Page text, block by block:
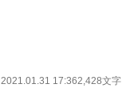
2021.01.31 17:362,428文字